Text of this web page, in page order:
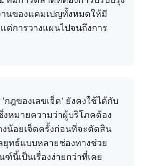
านของแคมเปญทั้งหมดให้มี
ต่การวางแผนไปจนถึงการ
'กฎของเลขเจ็ด' ยังคงใช้ได้กับ
หมายความว่าผู้บริโภคต้อง
น้อยเจ็ดครั้งก่อนที่จะตัดสิน
ยุทธ์แบบหลายช่องทางช่วย
ฑ์นี้เป็นเรื่องง่ายกว่าที่เคย